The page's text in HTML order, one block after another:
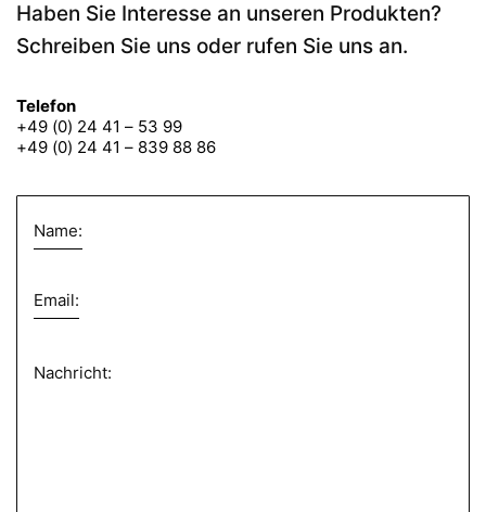
Haben Sie Interesse an unseren Produkten?
Schreiben Sie uns oder rufen Sie uns an.
Telefon
+49 (0) 24 41 – 53 99
+49 (0) 24 41 – 839 88 86
Name:
Email:
Nachricht: